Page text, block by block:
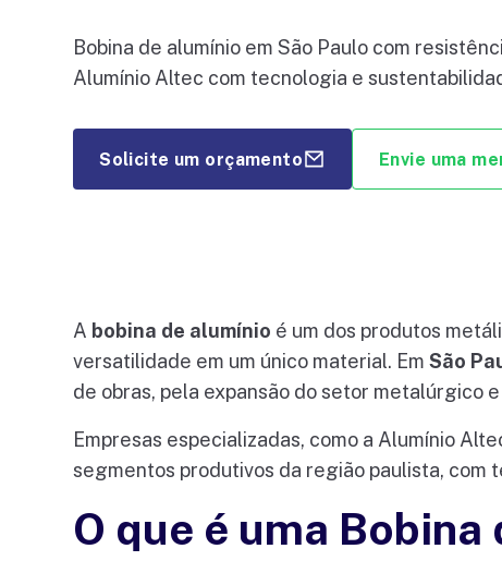
Bobina de alumínio em São Paulo com
Alumínio Altec com tecnologia e
Solicite um orçamento Envie uma
A bobina de alumínio é um dos produtos
versatilidade em um único material. EmSão
de obras, pela expansão do setor metalúrgico
Empresas especializadas, como a Alumínio
segmentos produtivos da região paulista, com
O que é uma